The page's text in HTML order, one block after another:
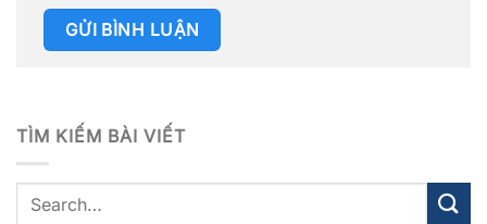
TÌM KIẾM BÀI VIẾT